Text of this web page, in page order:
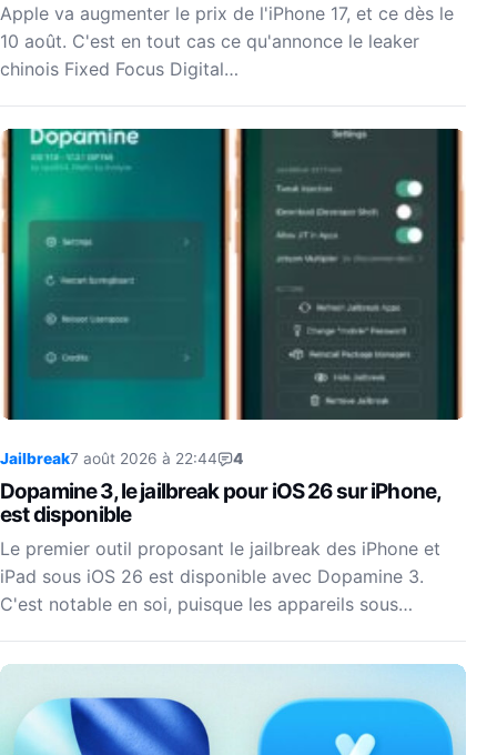
Apple va augmenter le prix de l'iPhone 17, et ce dès le
10 août. C'est en tout cas ce qu'annonce le leaker
chinois Fixed Focus Digital…
Jailbreak7 août 2026 à 22:44 4
Dopamine 3, le jailbreak pour iOS 26 sur iPhone,
est disponible
Le premier outil proposant le jailbreak des iPhone et
iPad sous iOS 26 est disponible avec Dopamine 3.
C'est notable en soi, puisque les appareils sous…